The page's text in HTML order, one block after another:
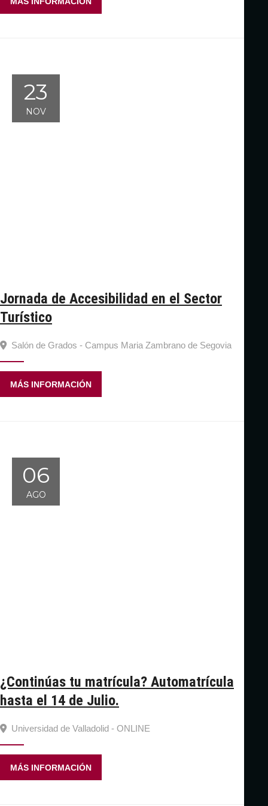
23
NOV
Jornada de Accesibilidad en el Sector
Turístico
Salón de Grados - Campus Maria Zambrano de Segovia
MÁS INFORMACIÓN
06
AGO
¿Continúas tu matrícula? Automatrícula
hasta el 14 de Julio.
Universidad de Valladolid - ONLINE
MÁS INFORMACIÓN